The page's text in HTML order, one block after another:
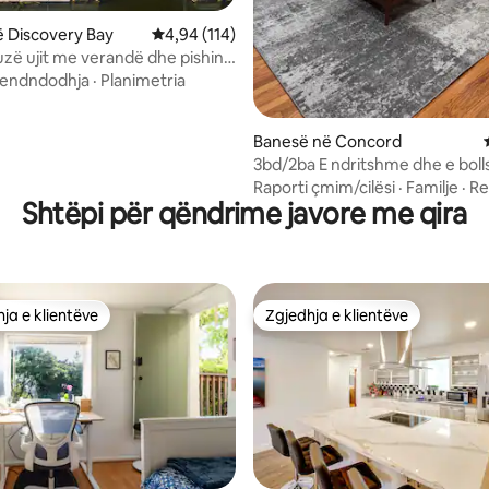
Discovery Bay Vlerësimi mesatar 4,94 nga 5, 114 vlerësime
4,94 (114)
ujit me verandë dhe pishinë
· Planimetria
Banesë në Concord
3bd/2ba E ndritshme dhe e
pranë Walnut Creek w/Pool
Raporti çmim/cilësi · Familje ·
Shtëpi për qëndrime javore me qira
e zgjedhjeve të klientëve
e klientëve Zgjedhja e klientëve
Zgjedhja e klientëve